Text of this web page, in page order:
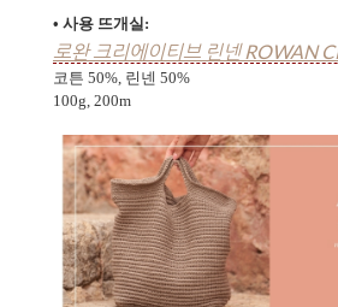
• 사용 뜨개실:
로완 크리에이티브 린넨 ROWAN
코튼 50%, 린넨 50%
100g, 200m